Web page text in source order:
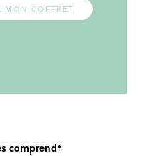
COFFRET
comprend*